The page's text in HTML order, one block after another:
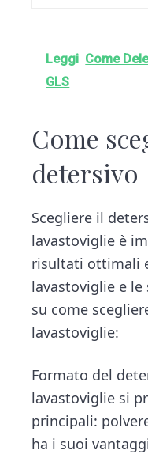
Leggi Come
GLS
Come
detersivo
Scegliere il
lavastoviglie è
risultati ottimali
lavastoviglie e le
su come
lavastoviglie:
Formato del
lavastoviglie si
principali:
ha i suoi